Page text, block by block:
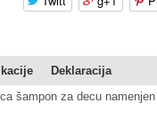
Deklaracija
šampon za decu